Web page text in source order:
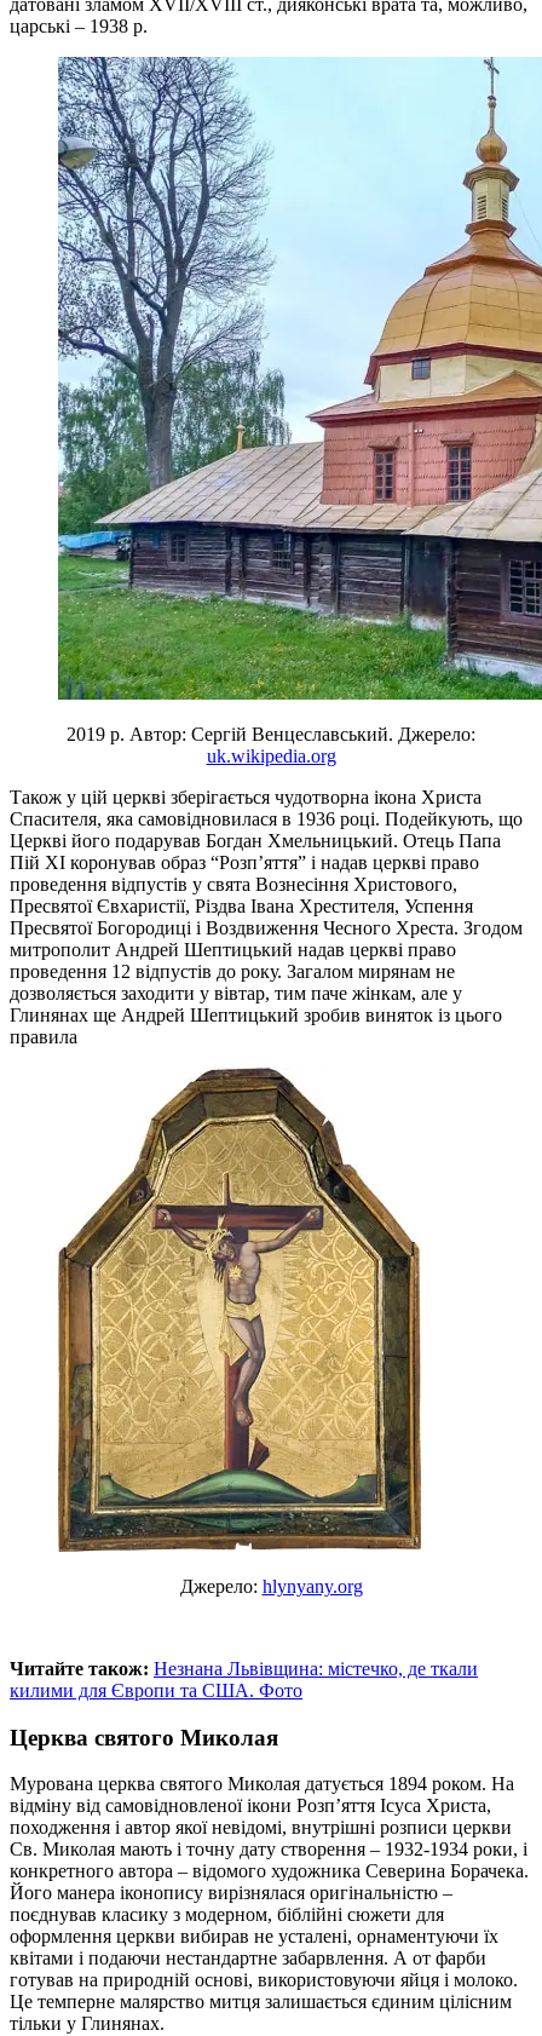
датовані зламом XVII/XVIII ст., дияконські врата та, можливо,
царські – 1938 р.
2019 р. Автор: Сергій Венцеславський. Джерело:
uk.wikipedia.org
Також у цій церкві зберігається чудотворна ікона Христа
Спасителя, яка самовідновилася в 1936 році. Подейкують, що
Церкві його подарував Богдан Хмельницький. Отець Папа
Пій XI коронував образ “Розп’яття” і надав церкві право
проведення відпустів у свята Вознесіння Христового,
Пресвятої Євхаристії, Різдва Івана Хрестителя, Успення
Пресвятої Богородиці і Воздвиження Чесного Хреста. Згодом
митрополит Андрей Шептицький надав церкві право
проведення 12 відпустів до року. Загалом мирянам не
дозволяється заходити у вівтар, тим паче жінкам, але у
Глинянах ще Андрей Шептицький зробив виняток із цього
правила
Джерело: hlynyany.org
Читайте також: Незнана Львівщина: містечко, де ткали
килими для Європи та США. Фото
Церква святого Миколая
Мурована церква святого Миколая датується 1894 роком. На
відміну від самовідновленої ікони Розп’яття Ісуса Христа,
походження і автор якої невідомі, внутрішні розписи церкви
Св. Миколая мають і точну дату створення – 1932-1934 роки, і
конкретного автора – відомого художника Северина Борачека.
Його манера іконопису вирізнялася оригінальністю –
поєднував класику з модерном, біблійні сюжети для
оформлення церкви вибирав не усталені, орнаментуючи їх
квітами і подаючи нестандартне забарвлення. А от фарби
готував на природній основі, використовуючи яйця і молоко.
Це темперне малярство митця залишається єдиним цілісним
тільки у Глинянах.